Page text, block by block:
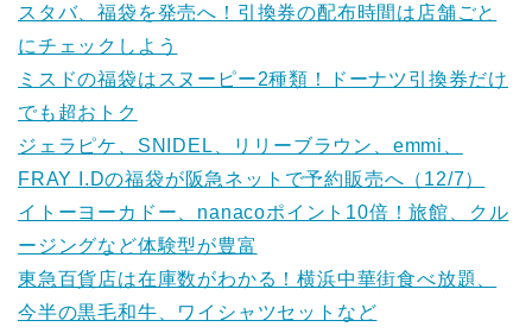
スタバ、福袋を発売へ！引換券の配布時間は店舗ごと
にチェックしよう
ミスドの福袋はスヌーピー2種類！ドーナツ引換券だけ
でも超おトク
ジェラピケ、SNIDEL、リリーブラウン、emmi、
FRAY I.Dの福袋が阪急ネットで予約販売へ（12/7）
イトーヨーカドー、nanacoポイント10倍！旅館、クル
ージングなど体験型が豊富
東急百貨店は在庫数がわかる！横浜中華街食べ放題、
今半の黒毛和牛、ワイシャツセットなど